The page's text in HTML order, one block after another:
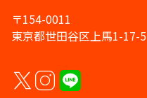
〒154-0011
東京都世田谷区上馬1-17-5